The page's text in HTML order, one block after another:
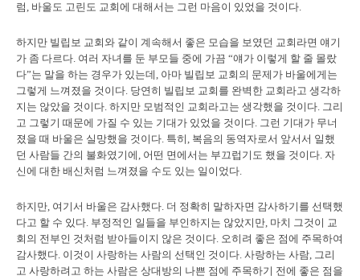
럼, 바울도 고린도 교회에 대해서는 그런 마음이 있었을 것이다.
하지만 빌립보 교회와 같이 계속해서 좋은 모습을 보였던 교회라면 얘기
가 좀 다르다. 여러 자녀를 둔 부모들 중에 가끔 “얘가 이렇게 할 줄 몰랐
다”는 말을 하는 경우가 있는데, 아마 빌립보 교회의 문제가 바울에게는
그렇게 느껴졌을 것이다. 당연히 빌립보 교회를 완벽한 교회라고 생각하
지는 않았을 것이다. 하지만 모범적인 교회라고는 생각했을 것이다. 그리
고 그렇기 때문에 가질 수 있는 기대가 있었을 것이다. 그런 기대가 무너
졌을 때 바울은 실망했을 것이다. 특히, 복음의 동역자로서 앞서서 일했
던 사람들 간의 불화였기에, 어떤 면에서는 부끄럽기도 했을 것이다. 자
신에 대한 배신처럼 느껴졌을 수도 있는 일이었다.
하지만, 여기서 바울은 감사했다. 더 정확히 말하자면 감사하기를 선택했
다고 할 수 있다. 부정적인 일들을 부인하지는 않았지만, 마치 그것이 교
회의 전부인 것처럼 받아들이지 않은 것이다. 오히려 좋은 점에 주목하여
감사했다. 이것이 사랑하는 사람의 선택인 것이다. 사랑하는 사람, 그리
고 사랑하려고 하는 사람은 상대방의 나쁜 점에 주목하기 전에 좋은 점을